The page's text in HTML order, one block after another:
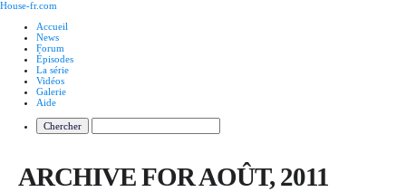
House-fr.com
Accueil
News
Forum
Épisodes
La série
Vidéos
Galerie
Aide
ARCHIVE FOR AOÛT, 2011